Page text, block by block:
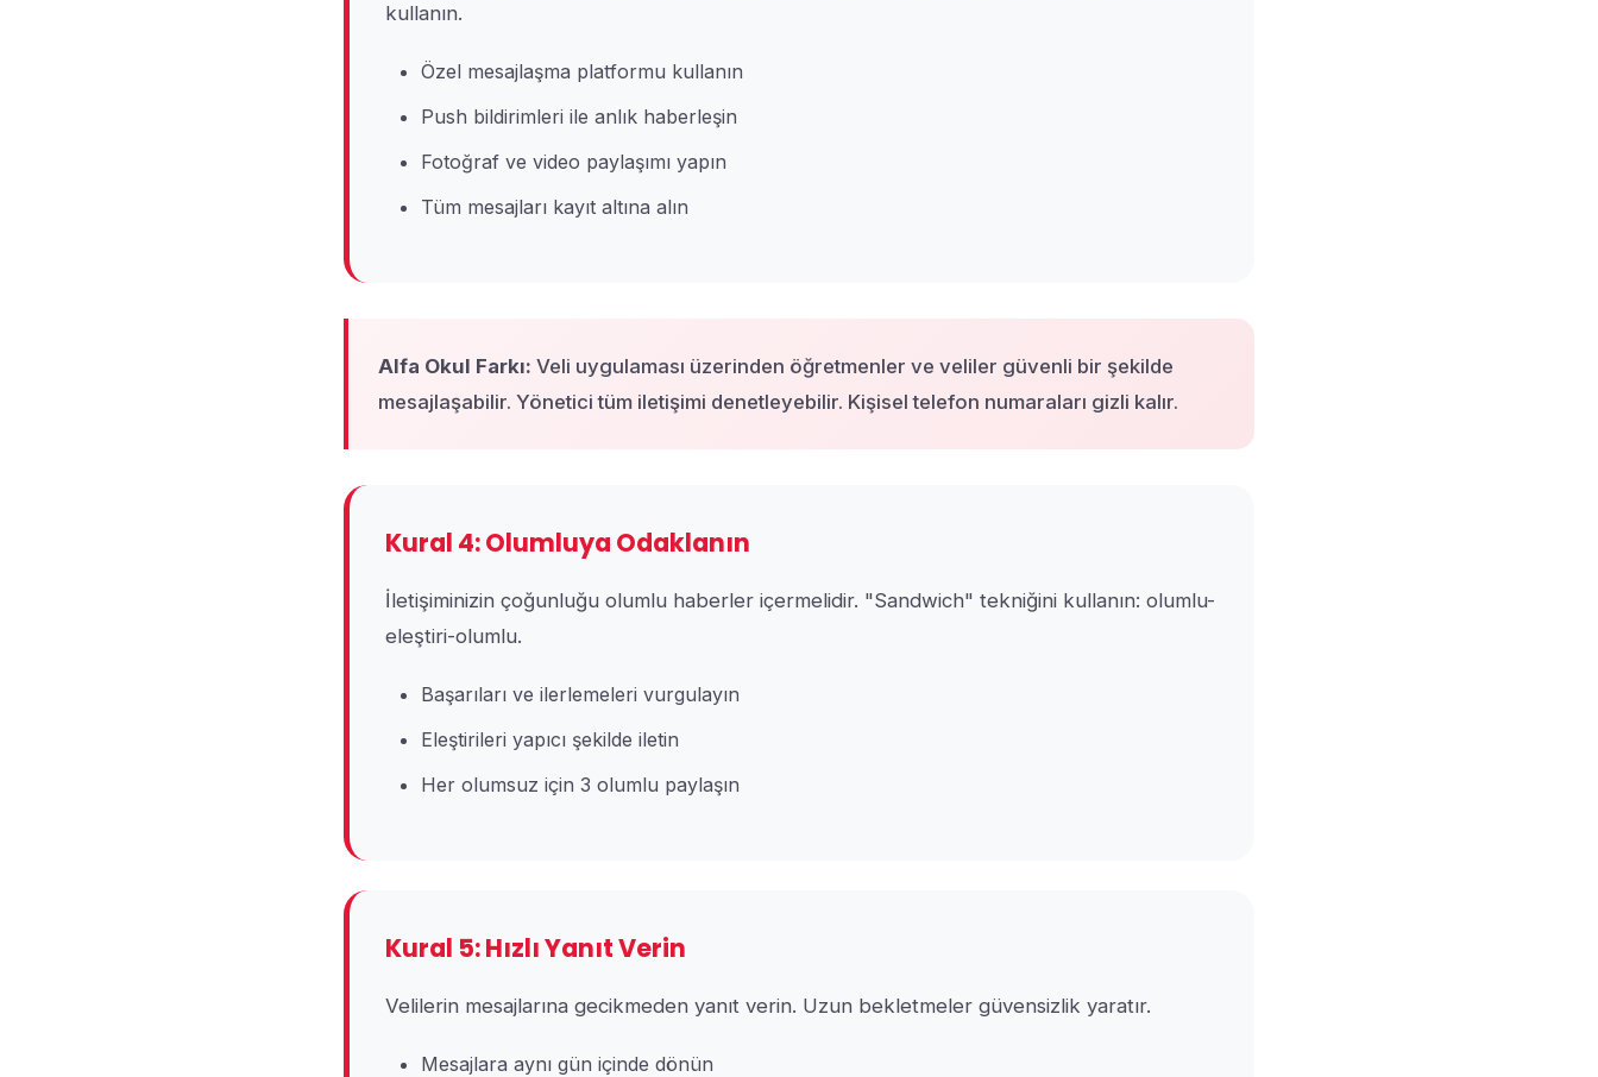
kullanın.
Özel mesajlaşma platformu kullanın
Push bildirimleri ile anlık haberleşin
Fotoğraf ve video paylaşımı yapın
Tüm mesajları kayıt altına alın
Alfa Okul Farkı: Veli uygulaması üzerinden öğretmenler ve veliler güvenli bir şekilde
mesajlaşabilir. Yönetici tüm iletişimi denetleyebilir. Kişisel telefon numaraları gizli kalır.
Kural 4: Olumluya Odaklanın
İletişiminizin çoğunluğu olumlu haberler içermelidir. "Sandwich" tekniğini kullanın: olumlu-
eleştiri-olumlu.
Başarıları ve ilerlemeleri vurgulayın
Eleştirileri yapıcı şekilde iletin
Her olumsuz için 3 olumlu paylaşın
Kural 5: Hızlı Yanıt Verin
Velilerin mesajlarına gecikmeden yanıt verin. Uzun bekletmeler güvensizlik yaratır.
Mesajlara aynı gün içinde dönün